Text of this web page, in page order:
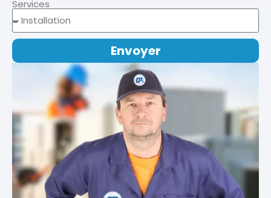
Services
Envoyer